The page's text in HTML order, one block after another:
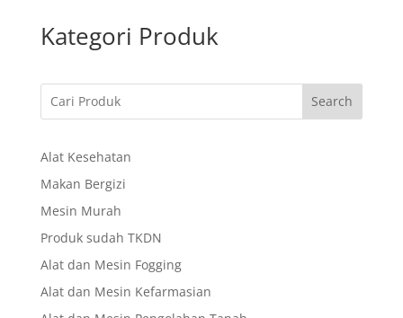
Kategori Produk
Search
Alat Kesehatan
Makan Bergizi
Mesin Murah
Produk sudah TKDN
Alat dan Mesin Fogging
Alat dan Mesin Kefarmasian